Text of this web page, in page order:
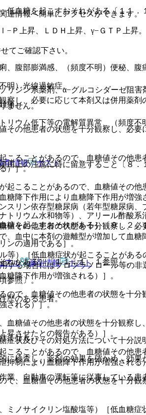
血糖を起こすおそれがある〔１１．
ジン系薬剤、α−グルコシダーゼ阻
察し、必要に応じて本剤又は併用薬
の他患者の状態を十分観察し、必
ることがあるので、血糖値その他
）］。
こることがあるので、血糖値その
降下作用により血糖降下作用が増強
リウム水和物等）、アリール酢酸
その他患者の状態を十分観察し、
血中に本剤の遊離型が増加して血糖
）［低血糖症状が起こることがあ
る場合にはプロプラノロール等の
糖降下作用が増強される）］。
で、血糖値その他患者の状態を十
される）］。
糖値その他患者の状態を十分観察
昇させたとの報告がある）］。
ることがあるので、血糖値その他
制により血糖降下作用が増強される
、血糖値その他患者の状態を十分
ノサイクリン塩酸塩等）［低血糖
Ｐ上昇、ＬＤＨ上昇、γ−ＧＴＰ上昇。
腹部膨満感、（頻度不明）便秘、腹
明）光線過敏症。
痛。
ウム低下等の電解質異常、（頻度不
上の注意に特に留意すること〔８．
リン依存型糖尿病（若年型糖尿病、
を起こすおそれがある］〔９．２．
の適用である］。
れがある］〔１１．１．１参照〕。
参照〕。
歴のある患者。
状及びその対処方法について十分説
検査し、薬剤の効果を確かめ、効果
、自動車の運転等に従事している
連情報へ簡単にアクセスができます。
てご確認下さい。
ません。
剤情報 ポスト
アル 薬剤情報 ポスト
ません。